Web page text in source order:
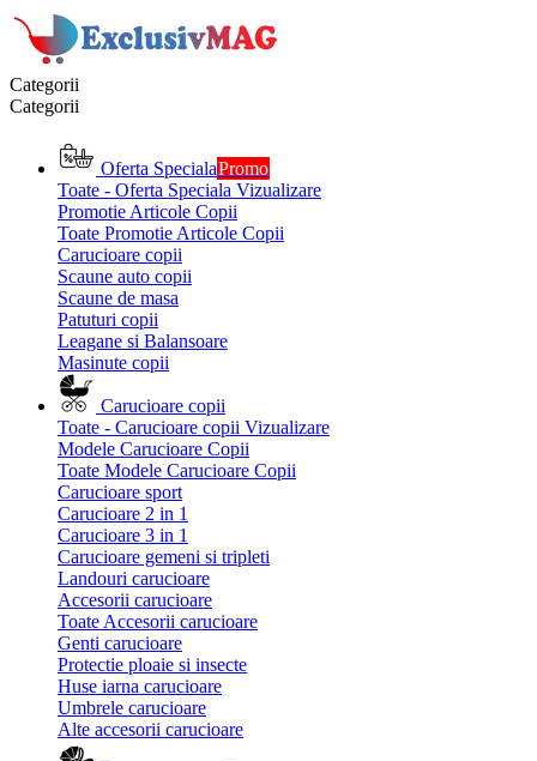
Categorii
Categorii
Oferta SpecialaPromo
Toate - Oferta Speciala Vizualizare
Promotie Articole Copii
Toate Promotie Articole Copii
Carucioare copii
Scaune auto copii
Scaune de masa
Patuturi copii
Leagane si Balansoare
Masinute copii
Carucioare copii
Toate - Carucioare copii Vizualizare
Modele Carucioare Copii
Toate Modele Carucioare Copii
Carucioare sport
Carucioare 2 in 1
Carucioare 3 in 1
Carucioare gemeni si tripleti
Landouri carucioare
Accesorii carucioare
Toate Accesorii carucioare
Genti carucioare
Protectie ploaie si insecte
Huse iarna carucioare
Umbrele carucioare
Alte accesorii carucioare